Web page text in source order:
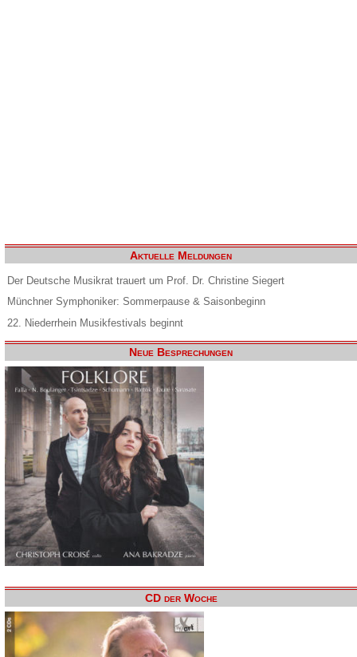
Aktuelle Meldungen
Der Deutsche Musikrat trauert um Prof. Dr. Christine Siegert
Münchner Symphoniker: Sommerpause & Saisonbeginn
22. Niederrhein Musikfestivals beginnt
Neue Besprechungen
CD der Woche